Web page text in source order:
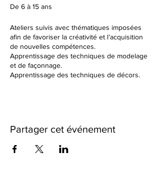
De 6 à 15 ans
Ateliers suivis avec thématiques imposées
afin de favoriser la créativité et l’acquisition
de nouvelles compétences.
Apprentissage des techniques de modelage
et de façonnage.
Apprentissage des techniques de décors.
différente à chaque fois. Nous observerons
cuissons et des différents travails de
Partager cet événement